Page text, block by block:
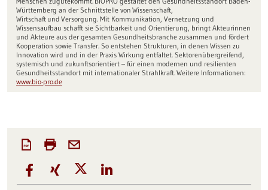
Württemberg an der Schnittstelle von Wissenschaft,
Wirtschaft und Versorgung. Mit Kommunikation, Vernetzung und
Wissensaufbau schafft sie Sichtbarkeit und Orientierung, bringt Akteurinnen
und Akteure aus der gesamten Gesundheitsbranche zusammen und fördert
Kooperation sowie Transfer. So entstehen Strukturen, in denen Wissen zu
Innovation wird und in der Praxis Wirkung entfaltet. Sektorenübergreifend,
systemisch und zukunftsorientiert – für einen modernen und resilienten
Gesundheitsstandort mit internationaler Strahlkraft. Weitere Informationen:
www.bio-pro.de